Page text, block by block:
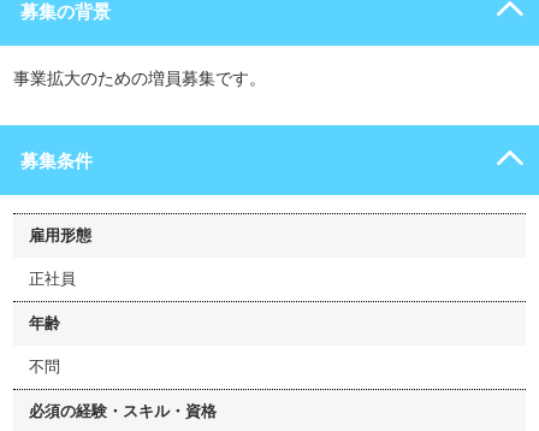
募集の背景
事業拡大のための増員募集です。
募集条件
雇用形態
正社員
年齢
不問
必須の経験・スキル・資格